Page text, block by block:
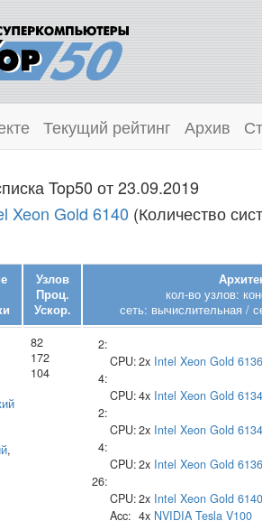
Текущий рейтинг Архив
Top50 от 23.09.2019
Xeon Gold 6140 (Количество
Узлов
Проц.
Ускор.
кол-во узлов:
сеть: вычислительная /
,
82
172
104
2:
CPU:2x Intel Xeon Gold 6136
4:
CPU:4x Intel Xeon Gold 6134
2:
CPU:2x Intel Xeon Gold 6134
4:
CPU:2x Intel Xeon Gold 6136
26:
CPU:2x Intel Xeon Gold 6140
Acc: 4x NVIDIA Tesla V100